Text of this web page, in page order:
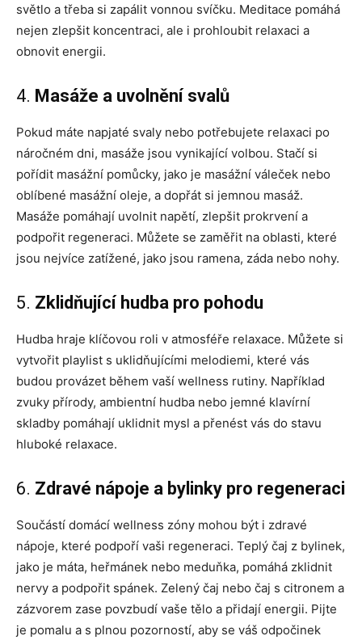
světlo a třeba si zapálit vonnou svíčku. Meditace pomáhá
nejen zlepšit koncentraci, ale i prohloubit relaxaci a
obnovit energii.
4. Masáže a uvolnění svalů
Pokud máte napjaté svaly nebo potřebujete relaxaci po
náročném dni, masáže jsou vynikající volbou. Stačí si
pořídit masážní pomůcky, jako je masážní váleček nebo
oblíbené masážní oleje, a dopřát si jemnou masáž.
Masáže pomáhají uvolnit napětí, zlepšit prokrvení a
podpořit regeneraci. Můžete se zaměřit na oblasti, které
jsou nejvíce zatížené, jako jsou ramena, záda nebo nohy.
5. Zklidňující hudba pro pohodu
Hudba hraje klíčovou roli v atmosféře relaxace. Můžete si
vytvořit playlist s uklidňujícími melodiemi, které vás
budou provázet během vaší wellness rutiny. Například
zvuky přírody, ambientní hudba nebo jemné klavírní
skladby pomáhají uklidnit mysl a přenést vás do stavu
hluboké relaxace.
6. Zdravé nápoje a bylinky pro regeneraci
Součástí domácí wellness zóny mohou být i zdravé
nápoje, které podpoří vaši regeneraci. Teplý čaj z bylinek,
jako je máta, heřmánek nebo meduňka, pomáhá zklidnit
nervy a podpořit spánek. Zelený čaj nebo čaj s citronem a
zázvorem zase povzbudí vaše tělo a přidají energii. Pijte
je pomalu a s plnou pozorností, aby se váš odpočinek